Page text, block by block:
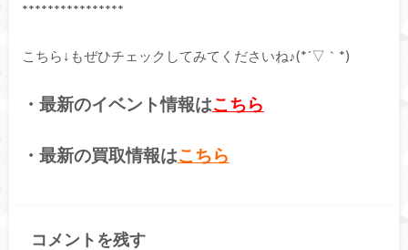
****************
こちら↓もぜひチェックしてみてくださいね♪(*´▽｀*)
・最新のイベント情報はこちら
・最新の買取情報はこちら
コメントを残す